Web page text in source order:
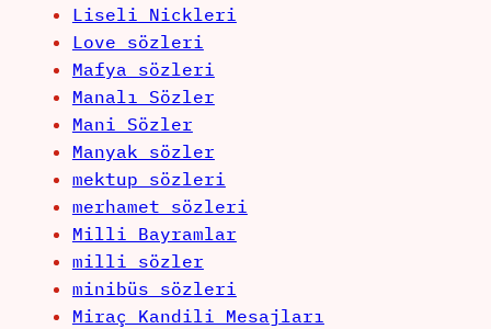
Liseli Nickleri
Love sözleri
Mafya sözleri
Manalı Sözler
Mani Sözler
Manyak sözler
mektup sözleri
merhamet sözleri
Milli Bayramlar
milli sözler
minibüs sözleri
Miraç Kandili Mesajları